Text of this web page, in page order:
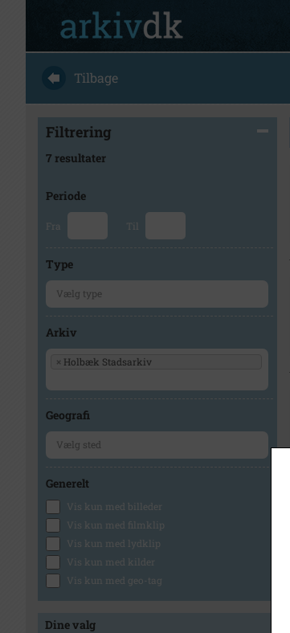
Tilbage
Filtrering
7 resultater
Periode
Fra Til
Type
Arkiv
× Holbæk Stadsarkiv
Geografi
Generelt
Vis kun med billeder
Vis kun med filmklip
Vis kun med lydklip
Vis kun med kilder
Vis kun med geo-tag
Dine valg